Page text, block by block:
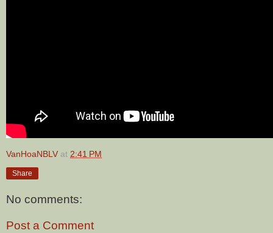
VanHoaNBLV at 2:41 PM
Share
No comments:
Post a Comment